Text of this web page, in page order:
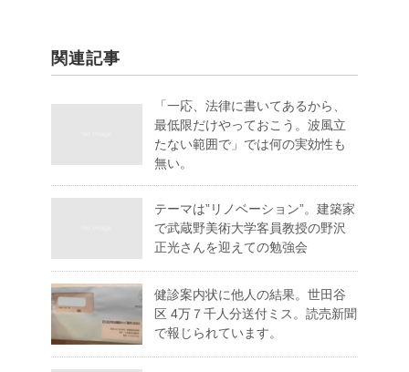
関連記事
「一応、法律に書いてあるから、
最低限だけやっておこう。波風立
たない範囲で」では何の実効性も
無い。
テーマは”リノベーション”。建築家
で武蔵野美術大学客員教授の野沢
正光さんを迎えての勉強会
健診案内状に他人の結果。世田谷
区 4万７千人分送付ミス。読売新聞
で報じられています。